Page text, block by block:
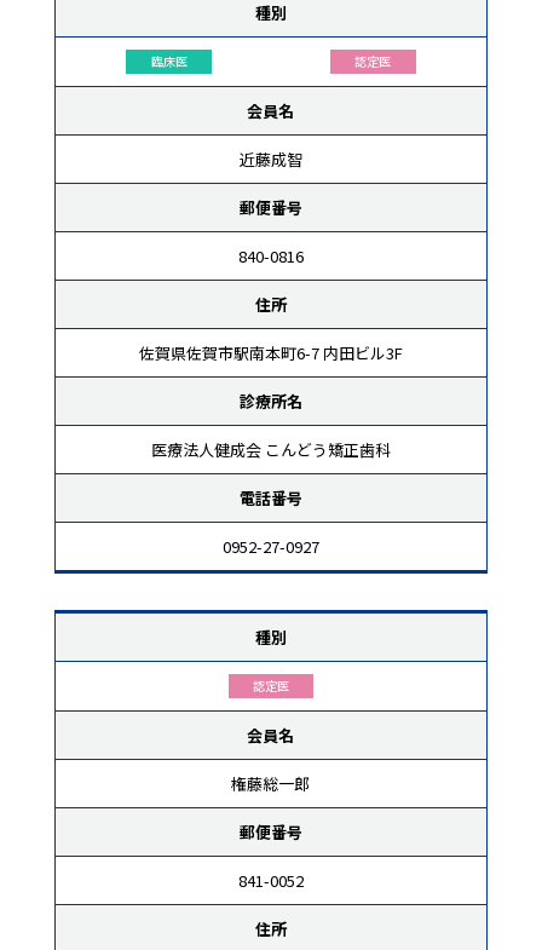
種別
臨床医 認定医
会員名
近藤成智
郵便番号
840-0816
住所
佐賀県佐賀市駅南本町6-7 内田ビル3F
診療所名
医療法人健成会 こんどう矯正歯科
電話番号
0952-27-0927
種別
認定医
会員名
権藤総一郎
郵便番号
841-0052
住所